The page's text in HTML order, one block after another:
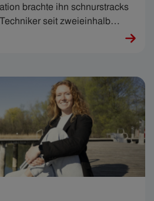
brachte ihn schnurstracks
seit zweieinhalb
Juni 2026 zeigt Luka, was er